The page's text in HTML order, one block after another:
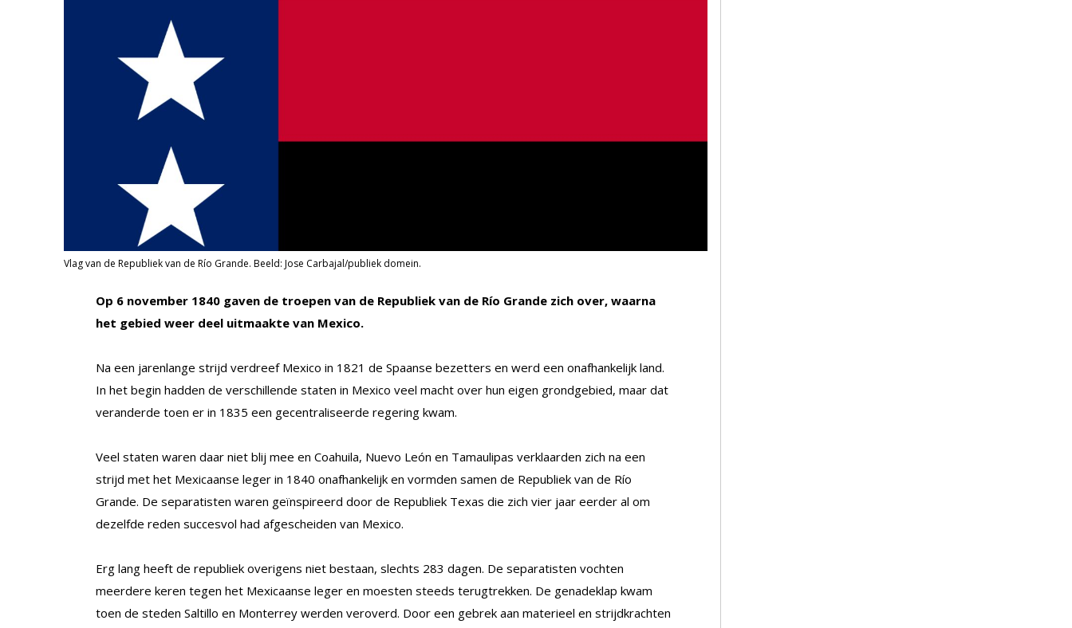
Vlag van de Republiek van de Río Grande. Beeld: Jose Carbajal/publiek domein.
Op 6 november 1840 gaven de troepen van de Republiek van de Río Grande zich over, waarna
het gebied weer deel uitmaakte van Mexico.
Na een jarenlange strijd verdreef Mexico in 1821 de Spaanse bezetters en werd een onafhankelijk land.
In het begin hadden de verschillende staten in Mexico veel macht over hun eigen grondgebied, maar dat
veranderde toen er in 1835 een gecentraliseerde regering kwam.
Veel staten waren daar niet blij mee en Coahuila, Nuevo León en Tamaulipas verklaarden zich na een
strijd met het Mexicaanse leger in 1840 onafhankelijk en vormden samen de Republiek van de Río
Grande. De separatisten waren geïnspireerd door de Republiek Texas die zich vier jaar eerder al om
dezelfde reden succesvol had afgescheiden van Mexico.
Erg lang heeft de republiek overigens niet bestaan, slechts 283 dagen. De separatisten vochten
meerdere keren tegen het Mexicaanse leger en moesten steeds terugtrekken. De genadeklap kwam
toen de steden Saltillo en Monterrey werden veroverd. Door een gebrek aan materieel en strijdkrachten